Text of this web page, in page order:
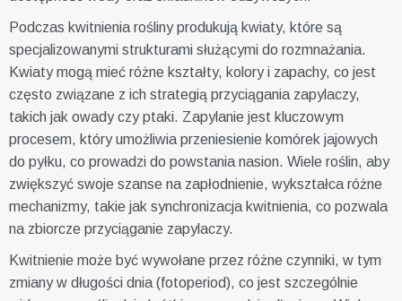
Podczas kwitnienia rośliny produkują kwiaty, które są
specjalizowanymi strukturami służącymi do rozmnażania.
Kwiaty mogą mieć różne kształty, kolory i zapachy, co jest
często związane z ich strategią przyciągania zapylaczy,
takich jak owady czy ptaki. Zapylanie jest kluczowym
procesem, który umożliwia przeniesienie komórek jajowych
do pyłku, co prowadzi do powstania nasion. Wiele roślin, aby
zwiększyć swoje szanse na zapłodnienie, wykształca różne
mechanizmy, takie jak synchronizacja kwitnienia, co pozwala
na zbiorcze przyciąganie zapylaczy.
Kwitnienie może być wywołane przez różne czynniki, w tym
zmiany w długości dnia (fotoperiod), co jest szczególnie